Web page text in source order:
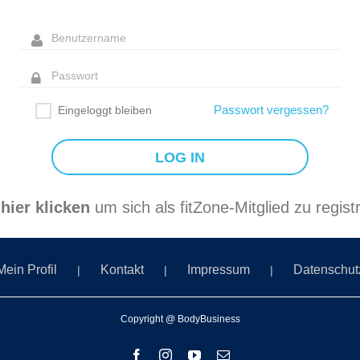
Eingeloggt bleiben Passwort vergessen?
hier klicken um sich als fitZone-Mitglied zu
Profil Kontakt Impressum
Copyright @ BodyBusiness
FacebookInstagramYouTube
E-